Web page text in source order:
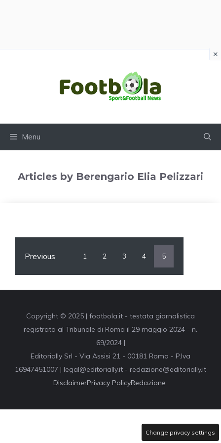
Menu
Articles by Berengario Elia Pelizzari
Previous 1 2 3 4 5
Copyright © 2025 | footbola.it - testata giornalistica
registrata al Tribunale di Roma il 29 maggio 2024 - n.
69/2024 |
Editorially Srl - Via Assisi 21 - 00181 Roma - P.Iva
16947451007 | legal@editorially.it - redazione@editorially.it
DisclaimerPrivacy PolicyRedazione
Change privacy settings
×